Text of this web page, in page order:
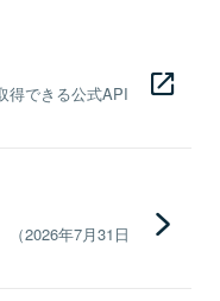
得できる公式API
（2026年7月31日